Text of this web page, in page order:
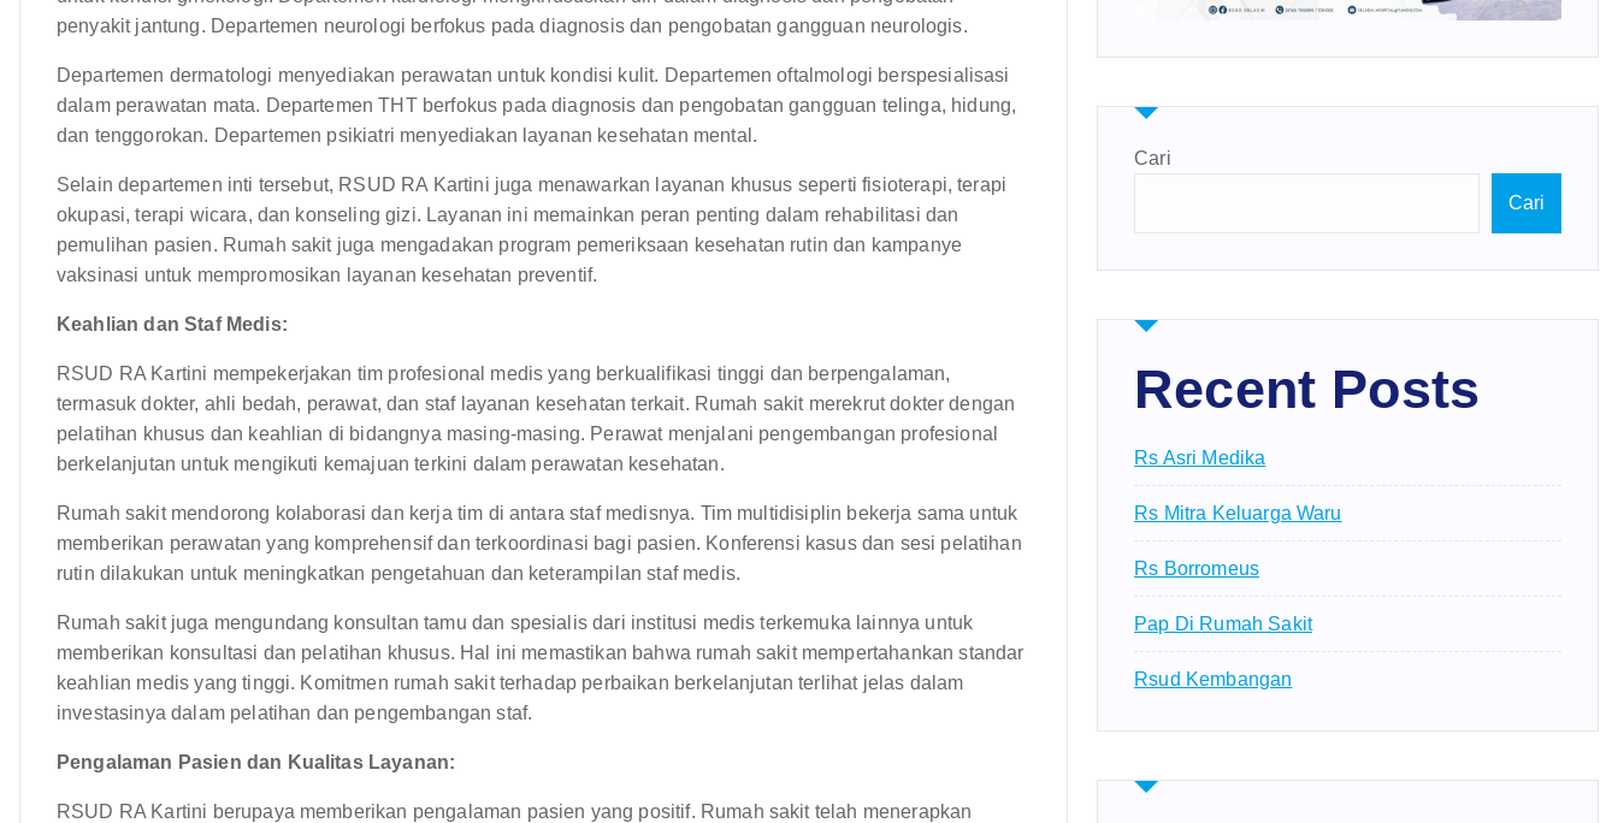
penyakit jantung. Departemen neurologi berfokus pada diagnosis dan pengobatan gangguan neurologis.
Departemen dermatologi menyediakan perawatan untuk kondisi kulit. Departemen oftalmologi berspesialisasi
dalam perawatan mata. Departemen THT berfokus pada diagnosis dan pengobatan gangguan telinga, hidung,
dan tenggorokan. Departemen psikiatri menyediakan layanan kesehatan mental.
Selain departemen inti tersebut, RSUD RA Kartini juga menawarkan layanan khusus seperti fisioterapi, terapi
okupasi, terapi wicara, dan konseling gizi. Layanan ini memainkan peran penting dalam rehabilitasi dan
pemulihan pasien. Rumah sakit juga mengadakan program pemeriksaan kesehatan rutin dan kampanye
vaksinasi untuk mempromosikan layanan kesehatan preventif.
Keahlian dan Staf Medis:
RSUD RA Kartini mempekerjakan tim profesional medis yang berkualifikasi tinggi dan berpengalaman,
termasuk dokter, ahli bedah, perawat, dan staf layanan kesehatan terkait. Rumah sakit merekrut dokter dengan
pelatihan khusus dan keahlian di bidangnya masing-masing. Perawat menjalani pengembangan profesional
berkelanjutan untuk mengikuti kemajuan terkini dalam perawatan kesehatan.
Rumah sakit mendorong kolaborasi dan kerja tim di antara staf medisnya. Tim multidisiplin bekerja sama untuk
memberikan perawatan yang komprehensif dan terkoordinasi bagi pasien. Konferensi kasus dan sesi pelatihan
rutin dilakukan untuk meningkatkan pengetahuan dan keterampilan staf medis.
Rumah sakit juga mengundang konsultan tamu dan spesialis dari institusi medis terkemuka lainnya untuk
memberikan konsultasi dan pelatihan khusus. Hal ini memastikan bahwa rumah sakit mempertahankan standar
keahlian medis yang tinggi. Komitmen rumah sakit terhadap perbaikan berkelanjutan terlihat jelas dalam
investasinya dalam pelatihan dan pengembangan staf.
Pengalaman Pasien dan Kualitas Layanan:
RSUD RA Kartini berupaya memberikan pengalaman pasien yang positif. Rumah sakit telah menerapkan
Cari
Cari
Recent Posts
Rs Asri Medika
Rs Mitra Keluarga Waru
Rs Borromeus
Pap Di Rumah Sakit
Rsud Kembangan